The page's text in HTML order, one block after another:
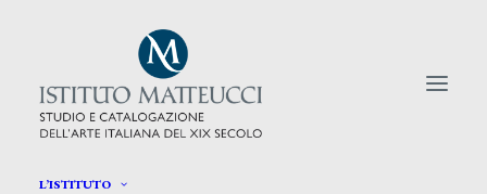
L’ISTITUTO